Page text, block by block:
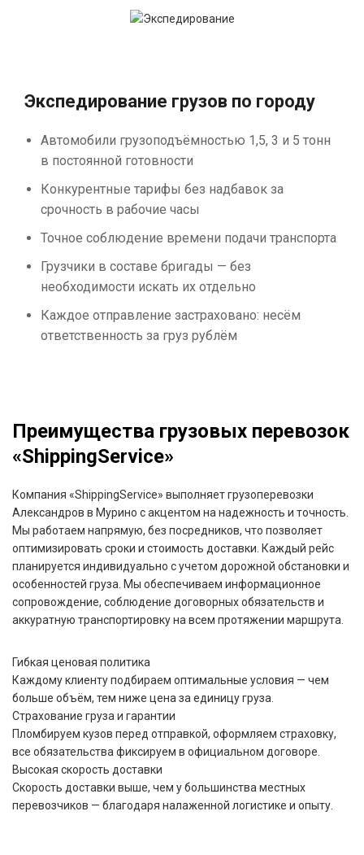
Экспедирование грузов по городу
Автомобили грузоподъёмностью 1,5, 3 и 5 тонн
в постоянной готовности
Конкурентные тарифы без надбавок за
срочность в рабочие часы
Точное соблюдение времени подачи транспорта
Грузчики в составе бригады — без
необходимости искать их отдельно
Каждое отправление застраховано: несём
ответственность за груз рублём
Преимущества грузовых перевозок
«ShippingService»
Компания «ShippingService» выполняет грузоперевозки
Александров в Мурино с акцентом на надежность и точность.
Мы работаем напрямую, без посредников, что позволяет
оптимизировать сроки и стоимость доставки. Каждый рейс
планируется индивидуально с учетом дорожной обстановки и
особенностей груза. Мы обеспечиваем информационное
сопровождение, соблюдение договорных обязательств и
аккуратную транспортировку на всем протяжении маршрута.
Гибкая ценовая политика
Каждому клиенту подбираем оптимальные условия — чем
больше объём, тем ниже цена за единицу груза.
Страхование груза и гарантии
Пломбируем кузов перед отправкой, оформляем страховку,
все обязательства фиксируем в официальном договоре.
Высокая скорость доставки
Скорость доставки выше, чем у большинства местных
перевозчиков — благодаря налаженной логистике и опыту.